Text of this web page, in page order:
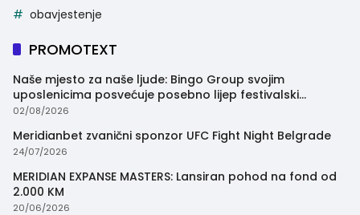
obavjestenje
PROMOTEXT
Naše mjesto za naše ljude: Bingo Group svojim
uposlenicima posvećuje posebno lijep festivalski
trenutak
02/08/2026
Meridianbet zvanični sponzor UFC Fight Night Belgrade
24/07/2026
MERIDIAN EXPANSE MASTERS: Lansiran pohod na fond od
2.000 KM
20/06/2026